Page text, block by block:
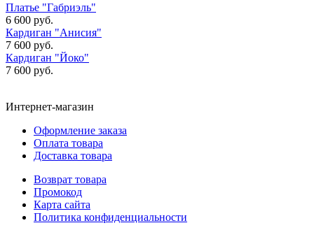
Платье "Габриэль"
6 600 руб.
Кардиган "Анисия"
7 600 руб.
Кардиган "Йоко"
7 600 руб.
Интернет-магазин
Оформление заказа
Оплата товара
Доставка товара
Возврат товара
Промокод
Карта сайта
Политика конфиденциальности